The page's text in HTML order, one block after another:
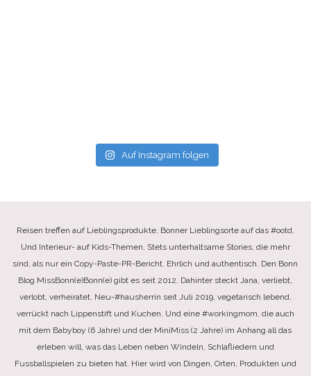
Auf Instagram folgen
Reisen treffen auf Lieblingsprodukte, Bonner Lieblingsorte auf das #ootd.
Und Interieur- auf Kids-Themen. Stets unterhaltsame Stories, die mehr
sind, als nur ein Copy-Paste-PR-Bericht. Ehrlich und authentisch. Den Bonn
Blog MissBonn(e)Bonn(e) gibt es seit 2012. Dahinter steckt Jana, verliebt,
verlobt, verheiratet, Neu-#hausherrin seit Juli 2019, vegetarisch lebend,
verrückt nach Lippenstift und Kuchen. Und eine #workingmom, die auch
mit dem Babyboy (6 Jahre) und der MiniMiss (2 Jahre) im Anhang all das
erleben will, was das Leben neben Windeln, Schlafliedern und
Fussballspielen zu bieten hat. Hier wird von Dingen, Orten, Produkten und